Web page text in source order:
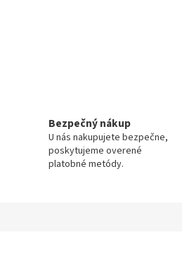
Bezpečný nákup
U nás nakupujete bezpečne,
poskytujeme overené
platobné metódy.